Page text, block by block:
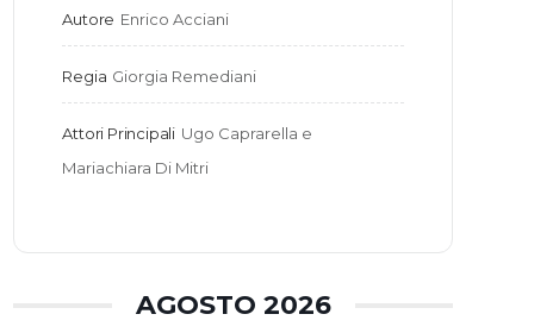
Autore Enrico Acciani
Regia Giorgia Remediani
Attori Principali Ugo Caprarella e
Mariachiara Di Mitri
AGOSTO 2026